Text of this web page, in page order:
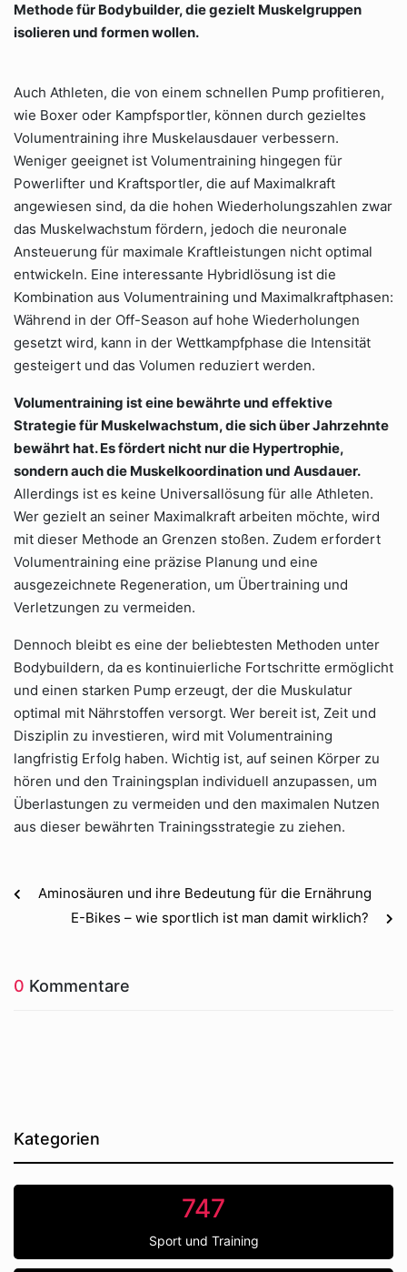
Methode für Bodybuilder, die gezielt Muskelgruppen
isolieren und formen wollen.
Auch Athleten, die von einem schnellen Pump profitieren,
wie Boxer oder Kampfsportler, können durch gezieltes
Volumentraining ihre Muskelausdauer verbessern.
Weniger geeignet ist Volumentraining hingegen für
Powerlifter und Kraftsportler, die auf Maximalkraft
angewiesen sind, da die hohen Wiederholungszahlen zwar
das Muskelwachstum fördern, jedoch die neuronale
Ansteuerung für maximale Kraftleistungen nicht optimal
entwickeln. Eine interessante Hybridlösung ist die
Kombination aus Volumentraining und Maximalkraftphasen:
Während in der Off-Season auf hohe Wiederholungen
gesetzt wird, kann in der Wettkampfphase die Intensität
gesteigert und das Volumen reduziert werden.
Volumentraining ist eine bewährte und effektive
Strategie für Muskelwachstum, die sich über Jahrzehnte
bewährt hat. Es fördert nicht nur die Hypertrophie,
sondern auch die Muskelkoordination und Ausdauer.
Allerdings ist es keine Universallösung für alle Athleten.
Wer gezielt an seiner Maximalkraft arbeiten möchte, wird
mit dieser Methode an Grenzen stoßen. Zudem erfordert
Volumentraining eine präzise Planung und eine
ausgezeichnete Regeneration, um Übertraining und
Verletzungen zu vermeiden.
Dennoch bleibt es eine der beliebtesten Methoden unter
Bodybuildern, da es kontinuierliche Fortschritte ermöglicht
und einen starken Pump erzeugt, der die Muskulatur
optimal mit Nährstoffen versorgt. Wer bereit ist, Zeit und
Disziplin zu investieren, wird mit Volumentraining
langfristig Erfolg haben. Wichtig ist, auf seinen Körper zu
hören und den Trainingsplan individuell anzupassen, um
Überlastungen zu vermeiden und den maximalen Nutzen
aus dieser bewährten Trainingsstrategie zu ziehen.
Aminosäuren und ihre Bedeutung für die Ernährung
E-Bikes – wie sportlich ist man damit wirklich?
0 Kommentare
Kategorien
747
Sport und Training